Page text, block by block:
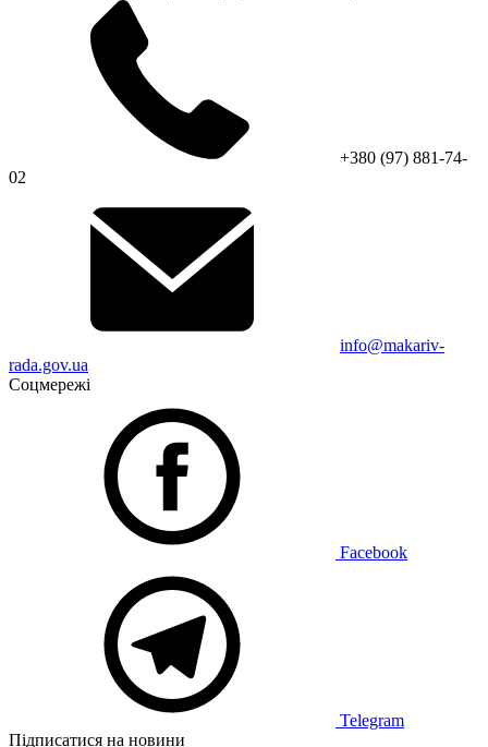
+380 (97) 881-74-
02
info@makariv-
rada.gov.ua
Соцмережі
Facebook
Telegram
Підписатися на новини